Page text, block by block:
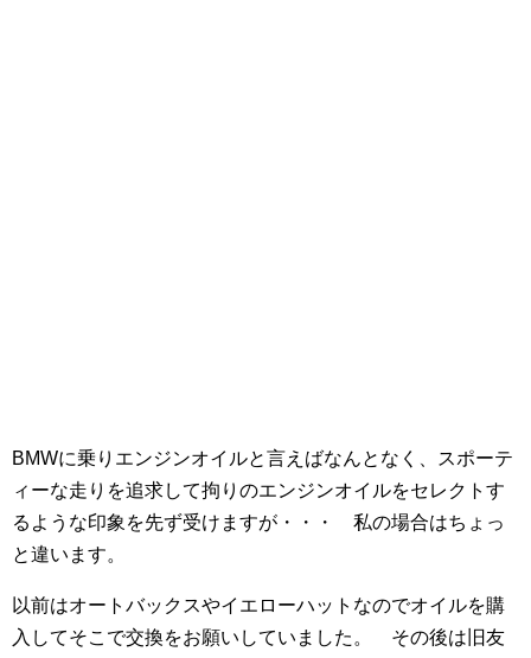
BMWに乗りエンジンオイルと言えばなんとなく、スポーテ
ィーな走りを追求して拘りのエンジンオイルをセレクトす
るような印象を先ず受けますが・・・ 私の場合はちょっ
と違います。
以前はオートバックスやイエローハットなのでオイルを購
入してそこで交換をお願いしていました。 その後は旧友